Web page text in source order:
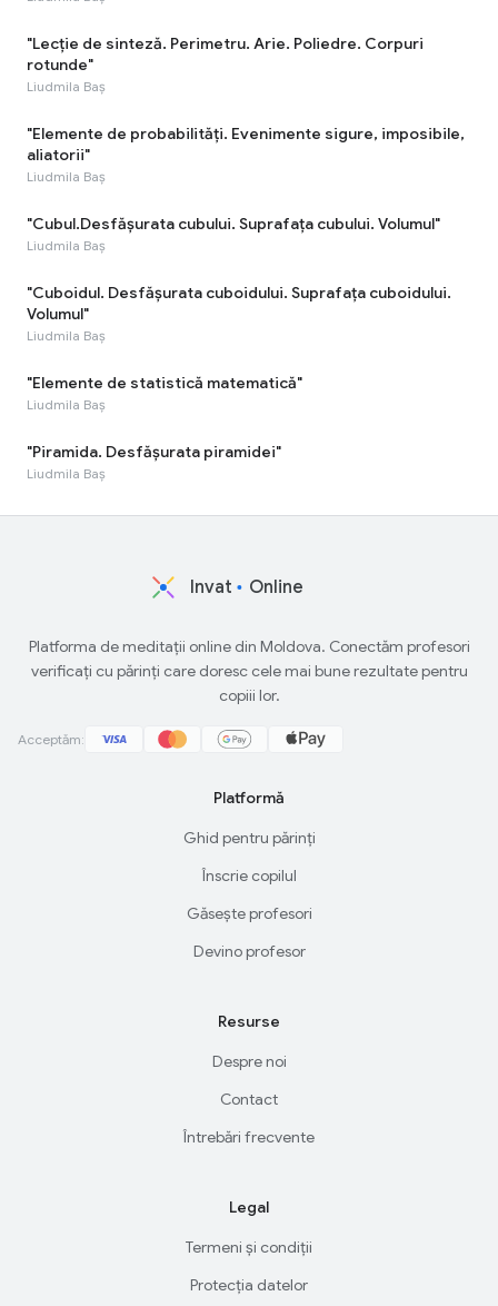
"Lecție de sinteză. Perimetru. Arie. Poliedre. Corpuri
rotunde"
Liudmila Baș
"Elemente de probabilități. Evenimente sigure, imposibile,
aliatorii"
Liudmila Baș
"Cubul.Desfășurata cubului. Suprafața cubului. Volumul"
Liudmila Baș
"Cuboidul. Desfășurata cuboidului. Suprafața cuboidului.
Volumul"
Liudmila Baș
"Elemente de statistică matematică"
Liudmila Baș
"Piramida. Desfășurata piramidei"
Liudmila Baș
Invat Online
Platforma de meditații online din Moldova. Conectăm profesori
verificați cu părinți care doresc cele mai bune rezultate pentru
copiii lor.
Acceptăm:
Platformă
Ghid pentru părinți
Înscrie copilul
Găsește profesori
Devino profesor
Resurse
Despre noi
Contact
Întrebări frecvente
Legal
Termeni și condiții
Protecția datelor